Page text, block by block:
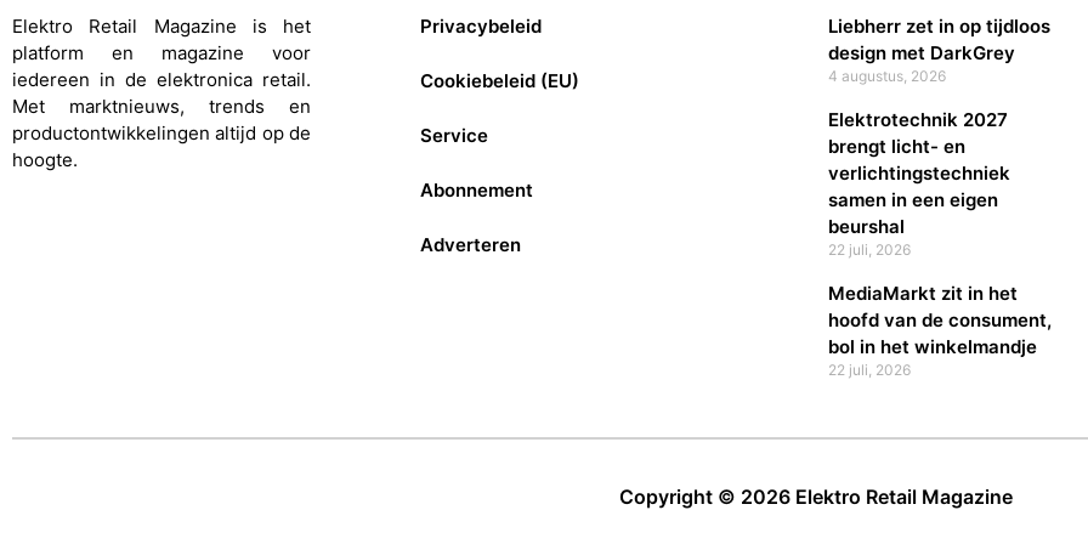
Elektro Retail Magazine is het
platform en magazine voor
iedereen in de elektronica retail.
Met marktnieuws, trends en
productontwikkelingen altijd op de
hoogte.
Privacybeleid
Cookiebeleid (EU)
Service
Abonnement
Adverteren
Liebherr zet in op tijdloos
design met DarkGrey
4 augustus, 2026
Elektrotechnik 2027
brengt licht- en
verlichtingstechniek
samen in een eigen
beurshal
22 juli, 2026
MediaMarkt zit in het
hoofd van de consument,
bol in het winkelmandje
22 juli, 2026
Copyright © 2026 Elektro Retail Magazine